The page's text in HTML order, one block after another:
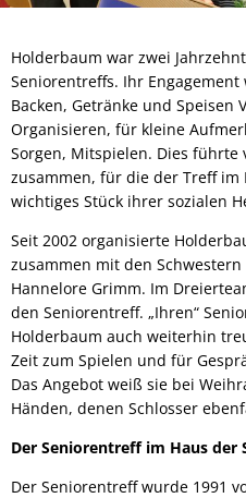
Holderbaum war zwei
Seniorentreffs. Ihr
Backen, Getränke und Speisen
Organisieren, für kleine
Sorgen, Mitspielen. Dies führte
zusammen, für die der Treff im
wichtiges Stück ihrer sozialen
Seit 2002 organisierte
zusammen mit den
Hannelore Grimm. Im
den Seniorentreff. „Ihren“
Holderbaum auch weiterhin
Zeit zum Spielen und für
Das Angebot weiß sie bei
Händen, denen Schlosser
Der Seniorentreff im Haus der
Der Seniorentreff wurde 1991